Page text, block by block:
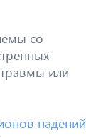
со
или
падений